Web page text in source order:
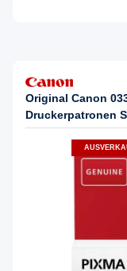
Original Canon
Druckerpatronen